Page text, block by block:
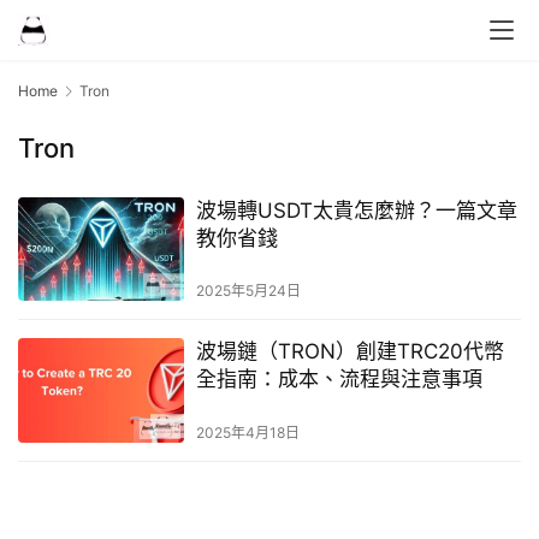
Home Tron
Tron
波場轉USDT太貴怎麼辦？一篇文章
教你省錢
2025年5月24日
波場鏈（TRON）創建TRC20代幣
全指南：成本、流程與注意事項
2025年4月18日